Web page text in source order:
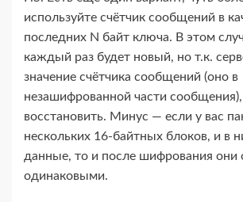
используйте счётчик сообщений в
последних N байт ключа. В этом
каждый раз будет новый, но т.к.
значение счётчика сообщений (оно в
незашифрованной части
восстановить. Минус — если у вас
нескольких 16-​байтных блоков, и в
данные, то и после шифрования они
одинаковыми.